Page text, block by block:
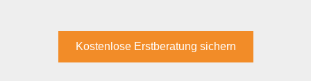
Kostenlose Erstberatung sichern